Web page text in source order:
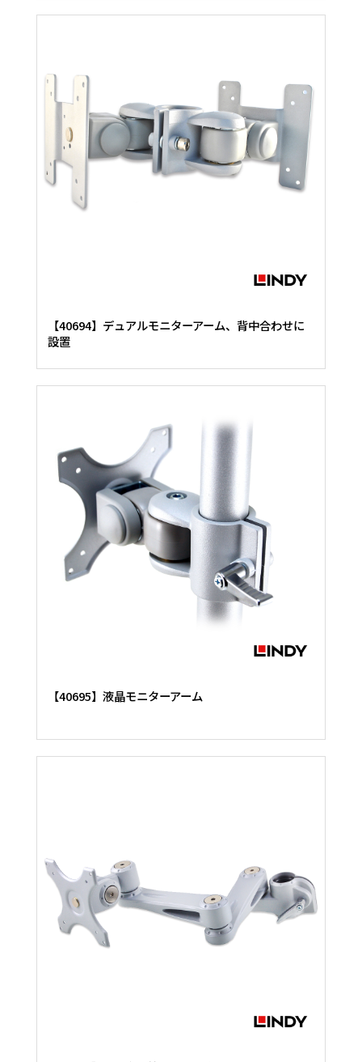
【40694】デュアルモニターアーム、背中合わせに
設置
【40695】液晶モニターアーム